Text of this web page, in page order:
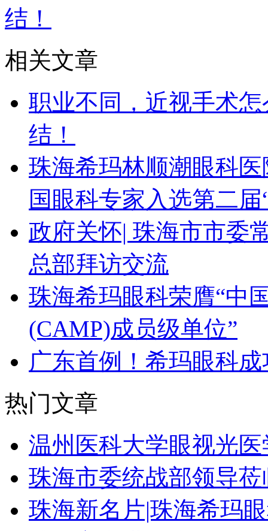
结！
相关文章
职业不同，近视手术
结！
珠海希玛林顺潮眼科
国眼科专家入选第二
政府关怀| 珠海市市委
总部拜访交流
珠海希玛眼科荣膺“中
(CAMP)成员级单位”
广东首例！希玛眼科
热门文章
温州医科大学眼视光
珠海市委统战部领导
珠海新名片|珠海希玛